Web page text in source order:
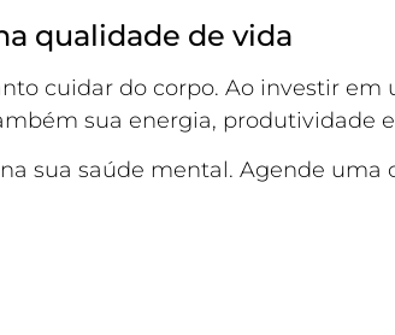
qualidade de vida
cuidar do corpo. Ao investir
sua energia, produtividade
sua saúde mental. Agende